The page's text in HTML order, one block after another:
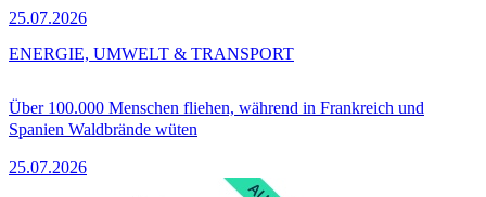
25.07.2026
Über 100.000 Menschen fliehen, während in Frankreich und
Spanien Waldbrände wüten
25.07.2026
ENERGIE, UMWELT & TRANSPORT